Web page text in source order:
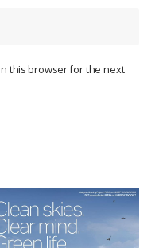
this browser for the next